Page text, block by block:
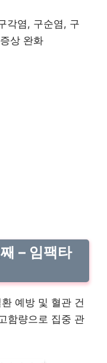
각염, 구순염, 구
상 완화
– 임팩타
예방 및 혈관 건
함량으로 집중 관